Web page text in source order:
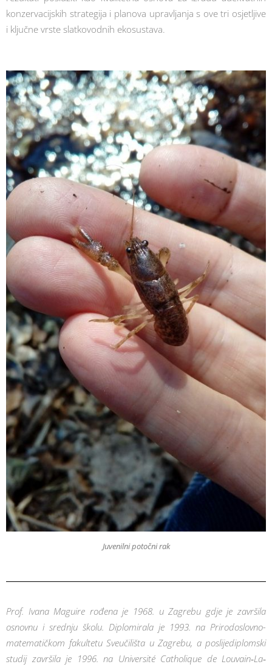
konzervacijskih strategija i planova upravljanja s ove tri osjetljive
i ključne vrste slatkovodnih ekosustava.
Juvenilni potočni rak
Prof. Ivana Maguire rođena je 1968. u Zagrebu gdje je završila
osnovnu i srednju školu. Diplomirala je 1993. na Prirodoslovno-
matematičkom fakultetu Sveučilišta u Zagrebu, a poslijediplomski
studij završila je 1996. na Université Catholique de Louvain‐La‐